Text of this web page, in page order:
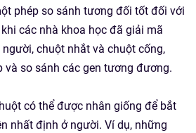
phép so sánh tương đối tốt đối với
các nhà khoa học đã giải mã
chuột nhắt và chuột cống,
và so sánh các gen tương đương.
có thể được nhân giống để bắt
nhất định ở người. Ví dụ, những